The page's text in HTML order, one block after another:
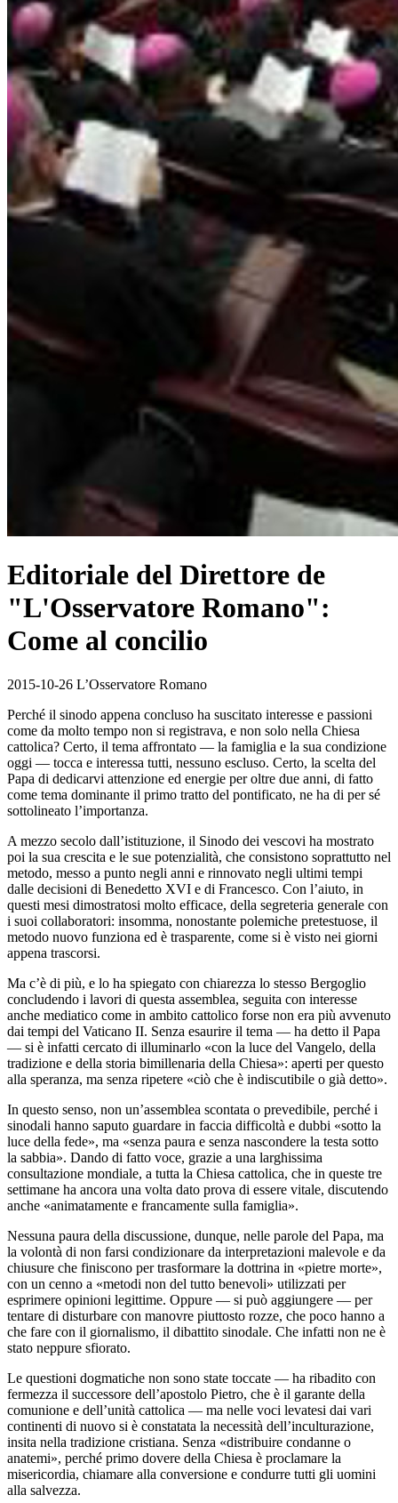
Editoriale del Direttore de
"L'Osservatore Romano": ​
Come al concilio
2015-10-26 L’Osservatore Romano
Perché il sinodo appena concluso ha suscitato interesse e passioni
come da molto tempo non si registrava, e non solo nella Chiesa
cattolica? Certo, il tema affrontato — la famiglia e la sua condizione
oggi — tocca e interessa tutti, nessuno escluso. Certo, la scelta del
Papa di dedicarvi attenzione ed energie per oltre due anni, di fatto
come tema dominante il primo tratto del pontificato, ne ha di per sé
sottolineato l’importanza.
A mezzo secolo dall’istituzione, il Sinodo dei vescovi ha mostrato
poi la sua crescita e le sue potenzialità, che consistono soprattutto nel
metodo, messo a punto negli anni e rinnovato negli ultimi tempi
dalle decisioni di Benedetto XVI e di Francesco. Con l’aiuto, in
questi mesi dimostratosi molto efficace, della segreteria generale con
i suoi collaboratori: insomma, nonostante polemiche pretestuose, il
metodo nuovo funziona ed è trasparente, come si è visto nei giorni
appena trascorsi.
Ma c’è di più, e lo ha spiegato con chiarezza lo stesso Bergoglio
concludendo i lavori di questa assemblea, seguita con interesse
anche mediatico come in ambito cattolico forse non era più avvenuto
dai tempi del Vaticano II. Senza esaurire il tema — ha detto il Papa
— si è infatti cercato di illuminarlo «con la luce del Vangelo, della
tradizione e della storia bimillenaria della Chiesa»: aperti per questo
alla speranza, ma senza ripetere «ciò che è indiscutibile o già detto».
In questo senso, non un’assemblea scontata o prevedibile, perché i
sinodali hanno saputo guardare in faccia difficoltà e dubbi «sotto la
luce della fede», ma «senza paura e senza nascondere la testa sotto
la sabbia». Dando di fatto voce, grazie a una larghissima
consultazione mondiale, a tutta la Chiesa cattolica, che in queste tre
settimane ha ancora una volta dato prova di essere vitale, discutendo
anche «animatamente e francamente sulla famiglia».
Nessuna paura della discussione, dunque, nelle parole del Papa, ma
la volontà di non farsi condizionare da interpretazioni malevole e da
chiusure che finiscono per trasformare la dottrina in «pietre morte»,
con un cenno a «metodi non del tutto benevoli» utilizzati per
esprimere opinioni legittime. Oppure — si può aggiungere — per
tentare di disturbare con manovre piuttosto rozze, che poco hanno a
che fare con il giornalismo, il dibattito sinodale. Che infatti non ne è
stato neppure sfiorato.
Le questioni dogmatiche non sono state toccate — ha ribadito con
fermezza il successore dell’apostolo Pietro, che è il garante della
comunione e dell’unità cattolica — ma nelle voci levatesi dai vari
continenti di nuovo si è constatata la necessità dell’inculturazione,
insita nella tradizione cristiana. Senza «distribuire condanne o
anatemi», perché primo dovere della Chiesa è proclamare la
misericordia, chiamare alla conversione e condurre tutti gli uomini
alla salvezza.